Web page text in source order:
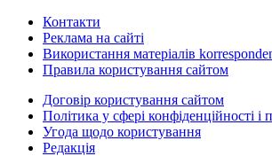
Контакти
Реклама на сайті
Використання матеріалів
Правила користування сайтом
Договір користування сайтом
Політика у сфері конфіденційності
Угода щодо користування
Редакція